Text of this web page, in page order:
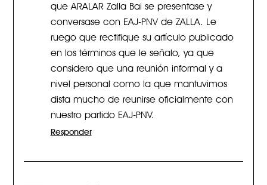
que ARALAR Zalla Bai se presentase y
conversase con EAJ-PNV de ZALLA. Le
ruego que rectifique su artículo publicado
en los términos que le señalo, ya que
considero que una reunión informal y a
nivel personal como la que mantuvimos
dista mucho de reunirse oficialmente con
nuestro partido EAJ-PNV.
Responder